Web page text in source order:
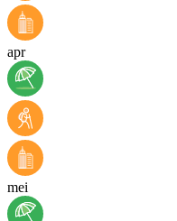
apr
mei